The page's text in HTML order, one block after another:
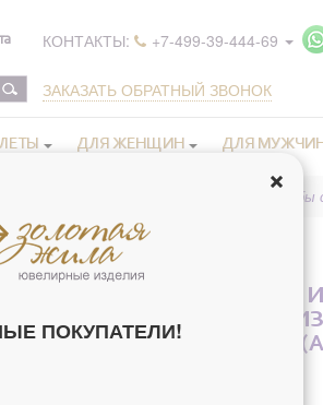
КОНТАКТЫ: +7-499-39-444-69
ЗАКАЗАТЬ ОБРАТНЫЙ ЗВОНОК
ДЛЯ ЖЕНЩИН ДЛЯ
сохрани" с фианитами из серебра 925 пробы
КРЕСТ "СПАСИ
ФИАНИТАМИ ИЗ
С ЧЕРНЕНИЕМ
ПОКУПАТЕЛИ!